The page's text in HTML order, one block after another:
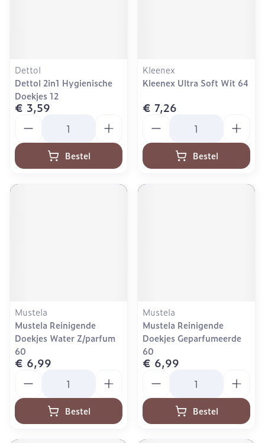
Dettol
Dettol 2in1 Hygienische
Doekjes 12
€ 3,59
Bestel
Kleenex
Kleenex Ultra Soft Wit 64
€ 7,26
Bestel
Mustela
Mustela Reinigende
Doekjes Water Z/parfum
60
€ 6,99
Bestel
Mustela
Mustela Reinigende
Doekjes Geparfumeerde
60
€ 6,99
Bestel